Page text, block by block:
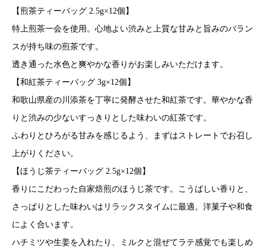
【煎茶ティーバッグ 2.5g×12個】
特上煎茶一会を使用。心地よい渋みと上質な甘みと旨みのバラン
スが持ち味の煎茶です。
透き通った水色と爽やかな香りがお楽しみいただけます。
【和紅茶ティーバッグ 3g×12個】
和歌山県産の川添茶を丁寧に発酵させた和紅茶です。華やかな香
りと渋みの少ないすっきりとした味わいの紅茶です。
ふわりとひろがる甘みを感じるよう、まずはストレートでお召し
上がりください。
【ほうじ茶ティーバッグ 2.5g×12個】
香りにこだわった自家焙煎のほうじ茶です。こうばしい香りと、
さっぱりとした味わいはリラックスタイムに最適。洋菓子や和食
によく合います。
ハチミツや生姜を入れたり、ミルクと混ぜてラテ感覚でも楽しめ